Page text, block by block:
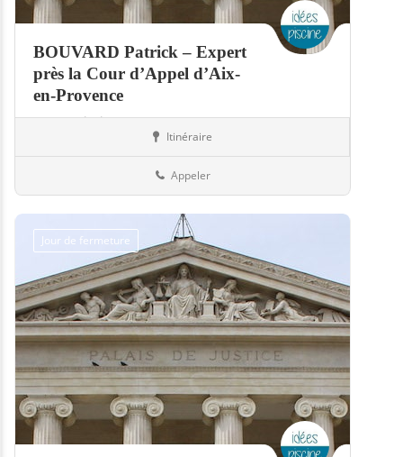
BOUVARD Patrick – Expert
près la Cour d’Appel d’Aix-
en-Provence
Expert piscine
Itinéraire
Appeler
Jour de fermeture